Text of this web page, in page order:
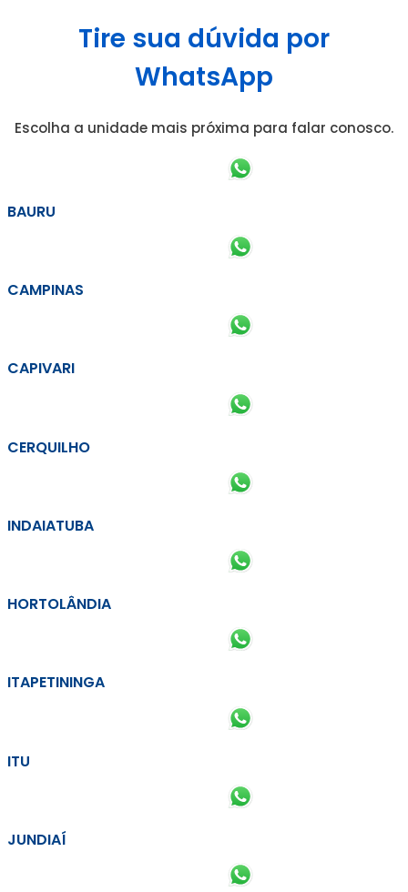
Tire sua dúvida por
WhatsApp
Escolha a unidade mais próxima para falar conosco.
BAURU
CAMPINAS
CAPIVARI
CERQUILHO
INDAIATUBA
HORTOLÂNDIA
ITAPETININGA
ITU
JUNDIAÍ